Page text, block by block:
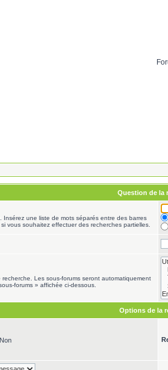
Question de la
une liste de mots séparés entre des barres
vous souhaitez effectuer des recherches partielles.
Les sous-forums seront automatiquement
forums » affichée ci-dessous.
Options de la
Non